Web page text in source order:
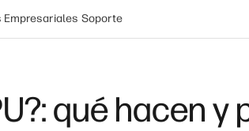
Empresariales Soporte
qué hacen y